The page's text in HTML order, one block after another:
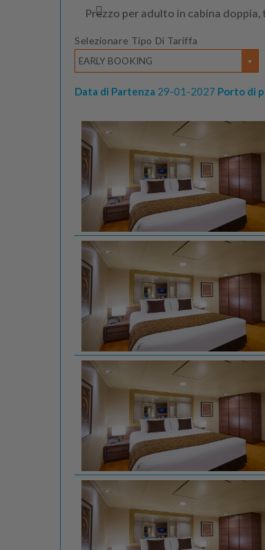
Prezzo per adulto in cabina doppia,
Selezionare Tipo Di Tariffa
EARLY BOOKING
Data di Partenza 29-01-2027 Porto di